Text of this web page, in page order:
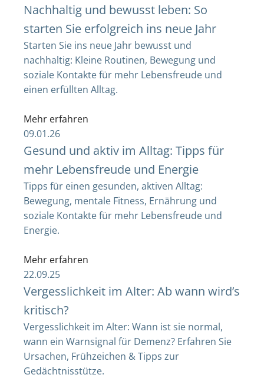
Nachhaltig und bewusst leben: So
starten Sie erfolgreich ins neue Jahr
Starten Sie ins neue Jahr bewusst und
nachhaltig: Kleine Routinen, Bewegung und
soziale Kontakte für mehr Lebensfreude und
einen erfüllten Alltag.
Mehr erfahren
09.01.26
Gesund und aktiv im Alltag: Tipps für
mehr Lebensfreude und Energie
Tipps für einen gesunden, aktiven Alltag:
Bewegung, mentale Fitness, Ernährung und
soziale Kontakte für mehr Lebensfreude und
Energie.
Mehr erfahren
22.09.25
Vergesslichkeit im Alter: Ab wann wird’s
kritisch?
Vergesslichkeit im Alter: Wann ist sie normal,
wann ein Warnsignal für Demenz? Erfahren Sie
Ursachen, Frühzeichen & Tipps zur
Gedächtnisstütze.